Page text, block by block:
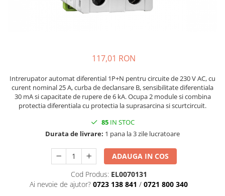
117,01 RON
Intrerupator automat diferential 1P+N pentru circuite de 230 V AC, cu
curent nominal 25 A, curba de declansare B, sensibilitate diferentiala
30 mA si capacitate de rupere de 6 kA. Ocupa 2 module si combina
protectia diferentiala cu protectia la suprasarcina si scurtcircuit.
85IN STOC
Durata de livrare: 1 pana la 3 zile lucratoare
ADAUGA IN COS
Cod Produs: EL0070131
Ai nevoie de ajutor? 0723 138 841 / 0721 800 340